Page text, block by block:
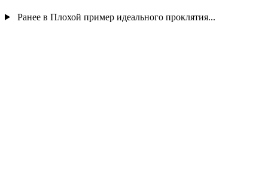
Ранее в Плохой пример идеального проклятия...